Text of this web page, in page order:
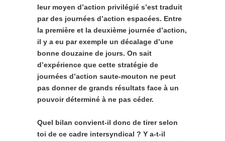
leur moyen d’action privilégié s’est traduit
par des journées d’action espacées. Entre
la première et la deuxième journée d’action,
il y a eu par exemple un décalage d’une
bonne douzaine de jours. On sait
d’expérience que cette stratégie de
journées d’action saute-mouton ne peut
pas donner de grands résultats face à un
pouvoir déterminé à ne pas céder.
Quel bilan convient-il donc de tirer selon
toi de ce cadre intersyndical ? Y a-t-il